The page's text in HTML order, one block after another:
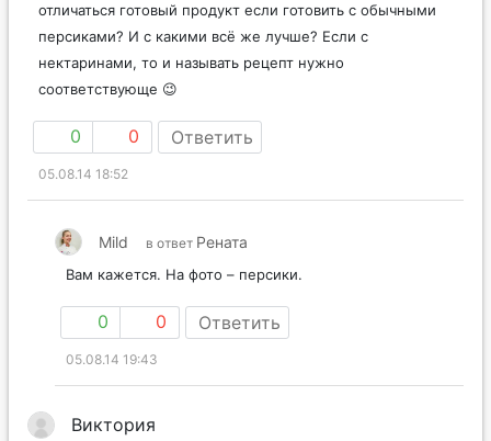
отличаться готовый продукт если готовить с обычными
персиками? И с какими всё же лучше? Если с
нектаринами, то и называть рецепт нужно
соответствующе 😉
0 0 Ответить
05.08.14 18:52
Mild в ответ Рената
Вам кажется. На фото – персики.
0 0 Ответить
05.08.14 19:43
Виктория